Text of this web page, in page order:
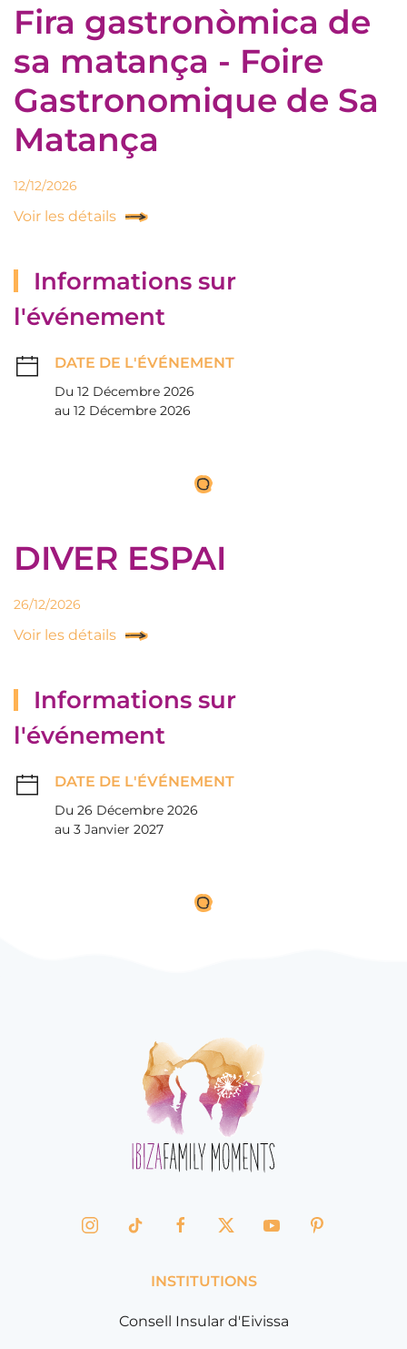
Fira gastronòmica de
sa matança - Foire
Gastronomique de Sa
Matança
12/12/2026
Voir les détails
Informations sur
l'événement
DATE DE L'ÉVÉNEMENT
Du 12 Décembre 2026
au 12 Décembre 2026
DIVER ESPAI
26/12/2026
Voir les détails
Informations sur
l'événement
DATE DE L'ÉVÉNEMENT
Du 26 Décembre 2026
au 3 Janvier 2027
INSTITUTIONS
Consell Insular d'Eivissa